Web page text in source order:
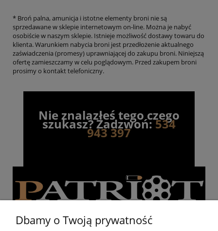
* Broń palna, amunicja i istotne elementy broni nie są
sprzedawane w sklepie internetowym on-line. Można je nabyć
osobiście w naszym sklepie. Istnieje możliwość dostawy towaru do
klienta. Warunkiem nabycia broni jest przedłożenie aktualnego
zaświadczenia (promesy) uprawniającej do zakupu broni. Niniejszą
ofertę zamieszczamy w celu poglądowym. Przed zakupem broni
prosimy o kontakt telefoniczny.
Nie znalazłeś tego czego
szukasz? Zadzwoń:534
943 397
Dbamy o Twoją prywatność